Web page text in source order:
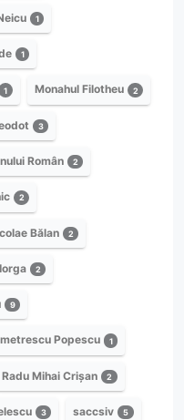
1
1
1 Monahul Filotheu 2
3
Român 2
2
Bălan 2
2
9
Popescu 1
Radu Mihai Crișan 2
3 saccsiv 5